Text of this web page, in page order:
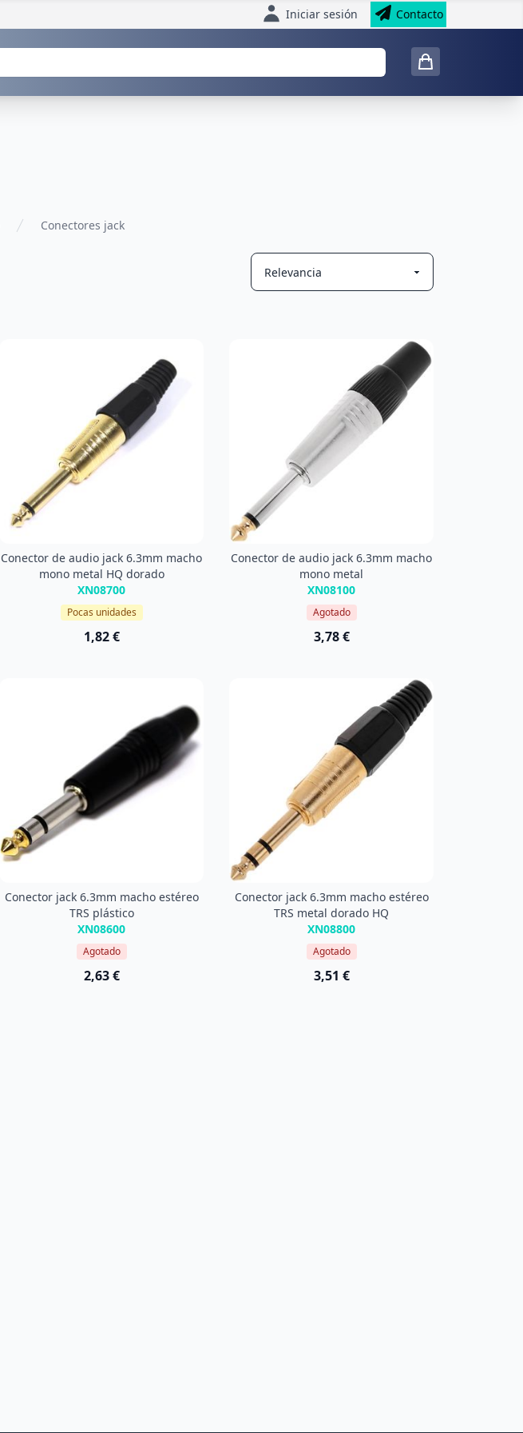
Iniciar sesión Contacto
Conectores jack
Conector de audio jack 6.3mm macho
mono metal HQ dorado
XN08700
Pocas unidades
1,82 €
Conector de audio jack 6.3mm macho
mono metal
XN08100
Agotado
3,78 €
Conector jack 6.3mm macho estéreo
TRS plástico
XN08600
Agotado
2,63 €
Conector jack 6.3mm macho estéreo
TRS metal dorado HQ
XN08800
Agotado
3,51 €